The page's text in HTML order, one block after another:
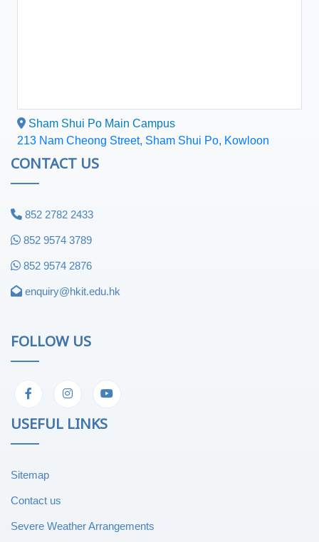
Sham Shui Po Main Campus
213 Nam Cheong Street, Sham Shui Po, Kowloon
CONTACT US
852 2782 2433
852 9574 3789
852 9574 2876
enquiry@hkit.edu.hk
FOLLOW US
USEFUL LINKS
Sitemap
Contact us
Severe Weather Arrangements